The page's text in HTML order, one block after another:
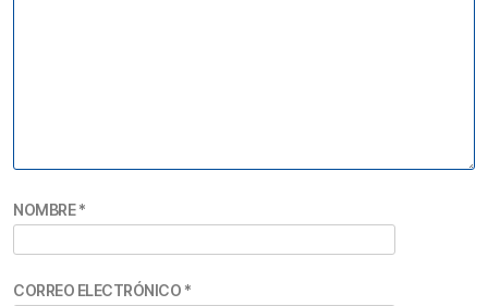
NOMBRE*
CORREO ELECTRÓNICO *